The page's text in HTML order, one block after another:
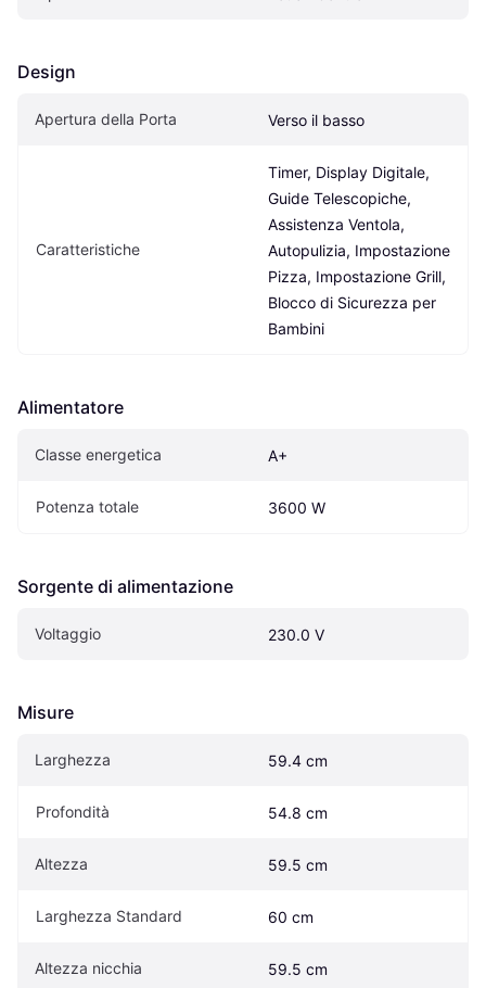
Design
Apertura della Porta Verso il basso
Caratteristiche
Timer, Display Digitale,
Guide Telescopiche,
Assistenza Ventola,
Autopulizia, Impostazione
Pizza, Impostazione Grill,
Blocco di Sicurezza per
Bambini
Alimentatore
Classe energetica A+
Potenza totale 3600 W
Sorgente di alimentazione
Voltaggio 230.0 V
Misure
Larghezza 59.4 cm
Profondità 54.8 cm
Altezza 59.5 cm
Larghezza Standard 60 cm
Altezza nicchia 59.5 cm